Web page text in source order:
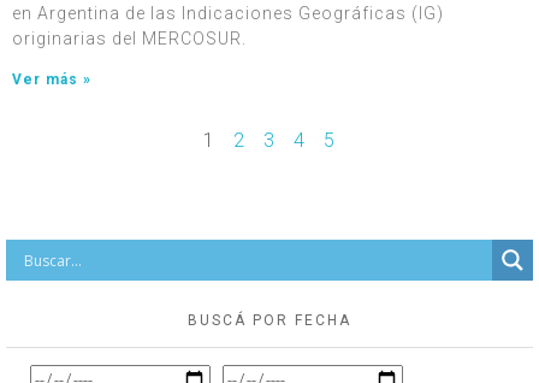
en Argentina de las Indicaciones Geográficas (IG)
originarias del MERCOSUR.
Ver más »
1 2 3 4 5
BUSCÁ POR FECHA